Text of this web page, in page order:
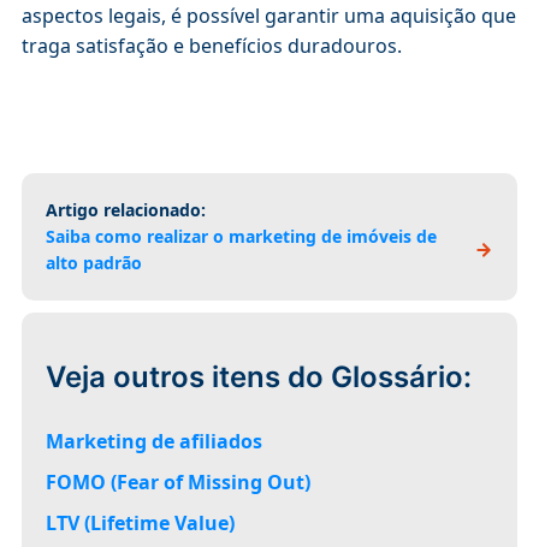
aspectos legais, é possível garantir uma aquisição que
traga satisfação e benefícios duradouros.
Artigo relacionado:
Saiba como realizar o marketing de imóveis de
alto padrão
Veja outros itens do Glossário:
Marketing de afiliados
FOMO (Fear of Missing Out)
LTV (Lifetime Value)